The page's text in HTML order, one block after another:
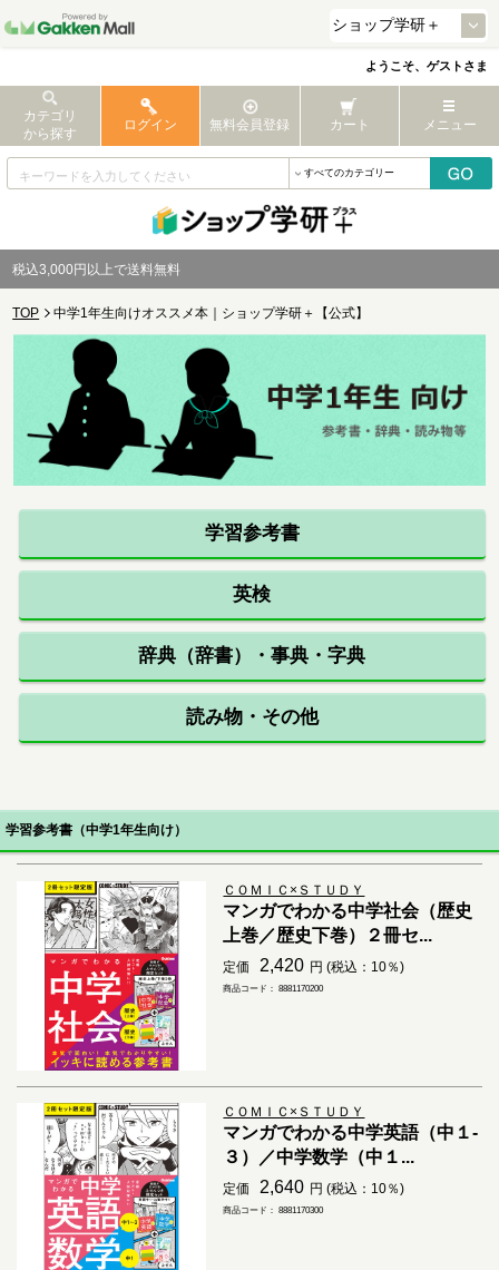
ようこそ、ゲストさま
カテゴリ
から探す
ログイン 無料会員登録 カート メニュー
税込3,000円以上で送料無料
TOP 中学1年生向けオススメ本｜ショップ学研＋【公式】
学習参考書
英検
辞典（辞書）・事典・字典
読み物・その他
学習参考書（中学1年生向け）
ＣＯＭＩＣ×ＳＴＵＤＹ
マンガでわかる中学社会（歴史
上巻／歴史下巻）２冊セ...
定価 2,420 円 (税込：10％)
商品コード： 8881170200
ＣＯＭＩＣ×ＳＴＵＤＹ
マンガでわかる中学英語（中１-
３）／中学数学（中１...
定価 2,640 円 (税込：10％)
商品コード： 8881170300